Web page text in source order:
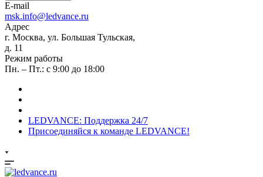
E-mail
msk.info@ledvance.ru
Адрес
г. Москва, ул. Большая Тульская,
д. 11
Режим работы
Пн. – Пт.: с 9:00 до 18:00
LEDVANCE: Поддержка 24/7
Присоединяйся к команде LEDVANCE!